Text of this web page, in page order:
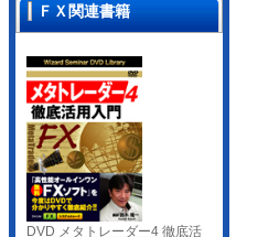
ＦＸ関連書籍
DVD メタトレーダー4 徹底活